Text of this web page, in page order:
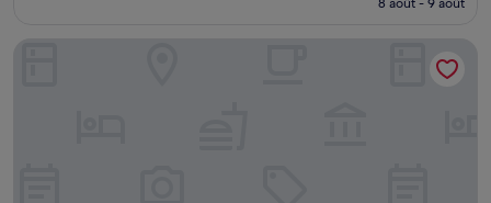
60 €
Parque Prado Imóveis em Next Residence